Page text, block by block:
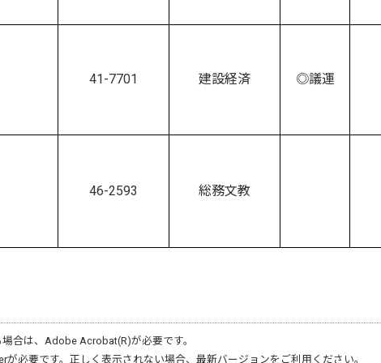
41-7701 建設経済 ◎議運
46-2593 総務文教
合は、 Adobe Acrobat(R)が必要です。
が必要です。正しく表示されない場合、最新バージョンをご利用ください。